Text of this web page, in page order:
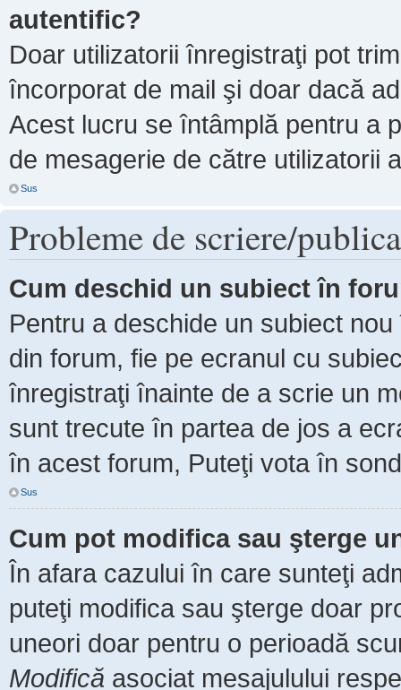
autentific?
Doar utilizatorii înregistraţi pot
încorporat de mail şi doar dacă
Acest lucru se întâmplă pentru a
de mesagerie de către utilizatorii
Sus
Probleme de scriere/
Cum deschid un subiect în
Pentru a deschide un subiect
din forum, fie pe ecranul cu
înregistraţi înainte de a scrie un
sunt trecute în partea de jos a
în acest forum, Puteţi vota în
Sus
Cum pot modifica sau şterge
În afara cazului în care sunteţi
puteţi modifica sau şterge doar
uneori doar pentru o perioadă
Modifică asociat mesajulului